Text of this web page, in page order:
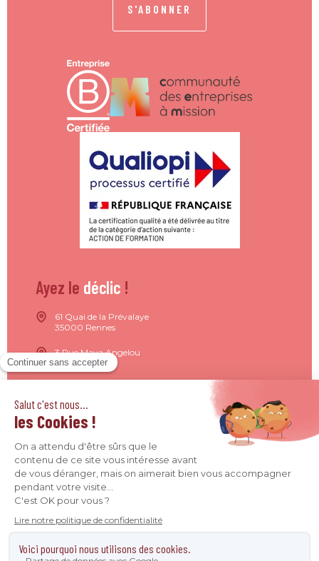
S'ABONNER
Ayez le déclic !
61 Quai de la Prévalaye
35000 Rennes
3 Rue Maya Angelou
44200 Nantes
4 Quai Jean Moulin
09 71 37 26 34
contact@agence-declic.fr